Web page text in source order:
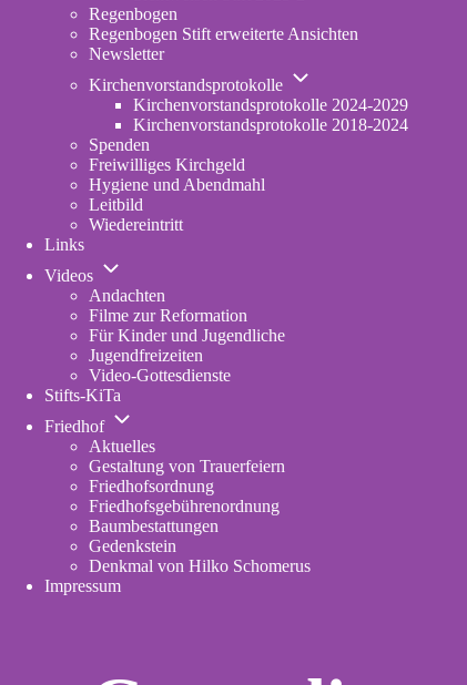
Regenbogen
Regenbogen Stift erweiterte Ansichten
Newsletter
Kirchenvorstandsprotokolle
Unternavigation
Kirchenvorstandsprotokolle 2024-2029
Kirchenvorstandsprotokolle 2018-2024
Spenden
Freiwilliges Kirchgeld
Hygiene und Abendmahl
Leitbild
Wiedereintritt
Links
Videos
Unternavigation
Videos
Andachten
Filme zur Reformation
Für Kinder und Jugendliche
Jugendfreizeiten
Video-Gottesdienste
Stifts-KiTa
in
tab)
Friedhof
Unternavigation
Friedhof
Aktuelles
Gestaltung von Trauerfeiern
Friedhofsordnung
Friedhofsgebührenordnung
tab)
Baumbestattungen
Gedenkstein
Denkmal von Hilko Schomerus
Impressum